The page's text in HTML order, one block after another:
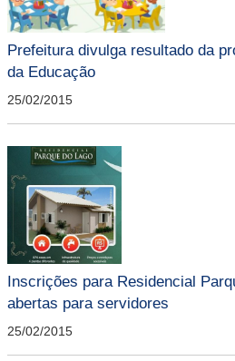
Prefeitura divulga resultado da
da Educação
25/02/2015
Inscrições para Residencial
abertas para servidores
25/02/2015